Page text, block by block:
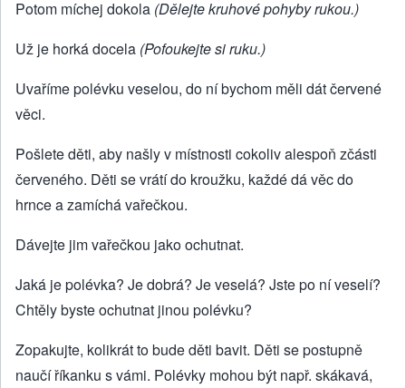
Potom míchej dokola (Dělejte kruhové pohyby rukou.)
Už je horká docela (Pofoukejte si ruku.)
Uvaříme polévku veselou, do ní bychom měli dát červené
věci.
Pošlete děti, aby našly v místnosti cokoliv alespoň zčásti
červeného. Děti se vrátí do kroužku, každé dá věc do
hrnce a zamíchá vařečkou.
Dávejte jim vařečkou jako ochutnat.
Jaká je polévka? Je dobrá? Je veselá? Jste po ní veselí?
Chtěly byste ochutnat jinou polévku?
Zopakujte, kolikrát to bude děti bavit. Děti se postupně
naučí říkanku s vámi. Polévky mohou být např. skákavá,